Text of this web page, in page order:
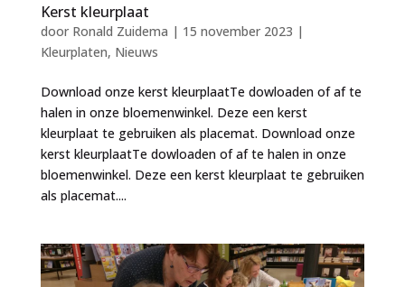
Kerst kleurplaat
door Ronald Zuidema | 15 november 2023 |
Kleurplaten, Nieuws
Download onze kerst kleurplaatTe dowloaden of af te
halen in onze bloemenwinkel. Deze een kerst
kleurplaat te gebruiken als placemat. Download onze
kerst kleurplaatTe dowloaden of af te halen in onze
bloemenwinkel. Deze een kerst kleurplaat te gebruiken
als placemat....